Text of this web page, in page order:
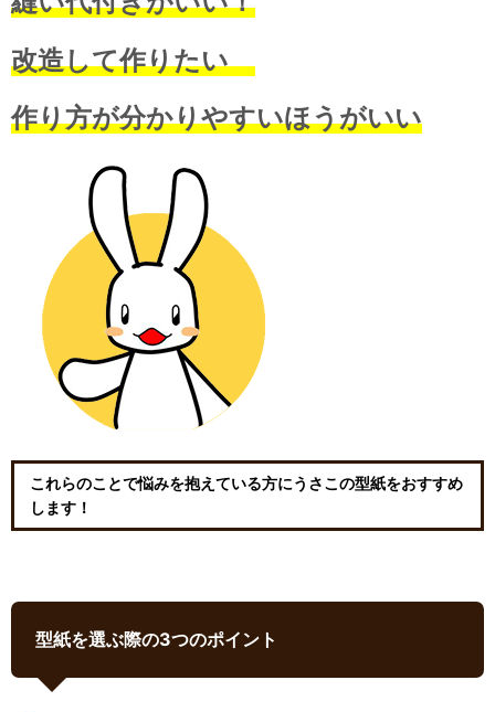
改造して作りたい
作り方が分かりやすいほうがいい
これらのことで悩みを抱えている方にうさこの型紙をおすすめ
します！
型紙を選ぶ際の3つのポイント